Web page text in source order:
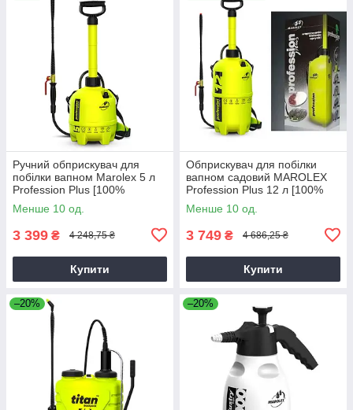
Ручний обприскувач для
побілки вапном Marolex 5 л
Profession Plus [100%
Оригінал]
Менше 10 од.
3 399 ₴ 4 248,75 ₴
Купити
Обприскувач для побілки
вапном садовий MAROLEX
Profession Plus 12 л [100%
Оригінал]
Менше 10 од.
3 749 ₴ 4 686,25 ₴
Купити
–20% –20%